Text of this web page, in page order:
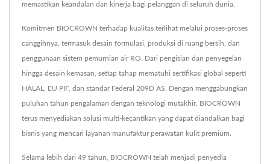
memastikan keandalan dan kinerja bagi pelanggan di seluruh dunia.
Komitmen BIOCROWN terhadap kualitas terlihat melalui proses-proses
canggihnya, termasuk desain formulasi, produksi di ruang bersih, dan
penggunaan sistem pemurnian air RO. Dari pengisian dan penyegelan
hingga desain kemasan, setiap tahap mematuhi sertifikasi global seperti
HALAL, EU PIF, dan standar Federal 209D AS. Dengan menggabungkan
puluhan tahun pengalaman dengan teknologi mutakhir, BIOCROWN
terus menyediakan solusi multi-kecantikan yang dapat diandalkan bagi
bisnis yang mencari layanan manufaktur perawatan kulit premium.
Selama lebih dari 49 tahun, BIOCROWN telah menjadi penyedia